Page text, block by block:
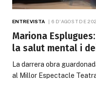
ENTREVISTA 6 D'AGOST DE
Mariona
la salut mental i
La darrera obra
al Millor Espectacle